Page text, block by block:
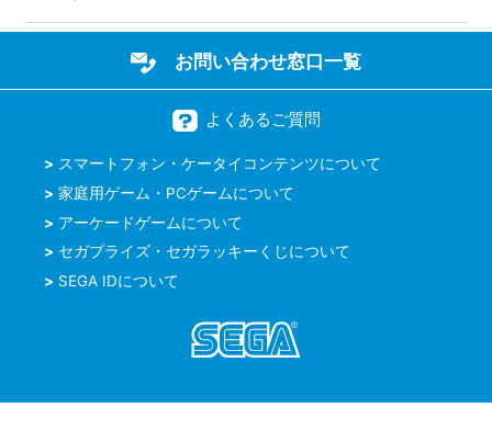
お問い合わせ窓口一覧
よくあるご質問
スマートフォン・ケータイコンテンツについて
家庭用ゲーム・PCゲームについて
アーケードゲームについて
セガプライズ・セガラッキーくじについて
SEGA IDについて